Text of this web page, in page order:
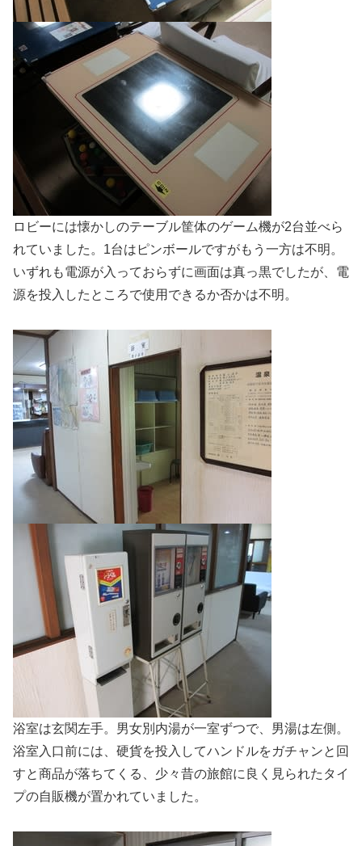
ロビーには懐かしのテーブル筐体のゲーム機が2台並べら
れていました。1台はピンボールですがもう一方は不明。
いずれも電源が入っておらずに画面は真っ黒でしたが、電
源を投入したところで使用できるか否かは不明。
浴室は玄関左手。男女別内湯が一室ずつで、男湯は左側。
浴室入口前には、硬貨を投入してハンドルをガチャンと回
すと商品が落ちてくる、少々昔の旅館に良く見られたタイ
プの自販機が置かれていました。